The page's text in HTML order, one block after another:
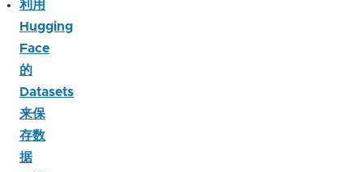
利用
Hugging
Face
的
Datasets
来保
存数
据